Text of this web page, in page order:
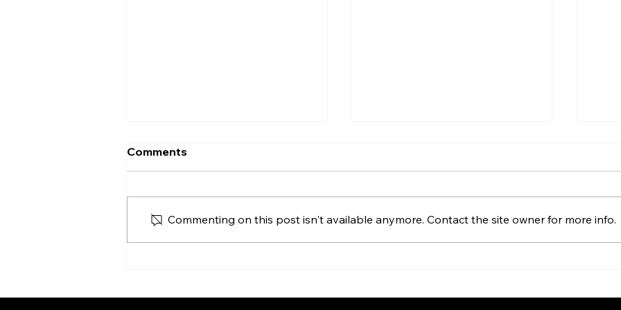
Comments
Commenting on this post isn't available anymore. Contact the site owner for more info.